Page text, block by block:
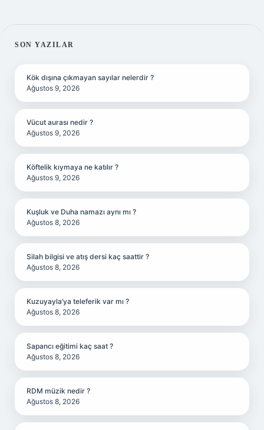
SIDEBAR
SON YAZILAR
Kök dışına çıkmayan sayılar nelerdir ?
Ağustos 9, 2026
Vücut aurası nedir ?
Ağustos 9, 2026
Köftelik kıymaya ne katılır ?
Ağustos 9, 2026
Kuşluk ve Duha namazı aynı mı ?
Ağustos 8, 2026
Silah bilgisi ve atış dersi kaç saattir ?
Ağustos 8, 2026
Kuzuyayla’ya teleferik var mı ?
Ağustos 8, 2026
Sapancı eğitimi kaç saat ?
Ağustos 8, 2026
RDM müzik nedir ?
Ağustos 8, 2026